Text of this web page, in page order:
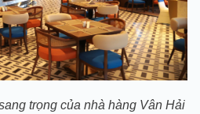
trọng của nhà hàng Vân Hải